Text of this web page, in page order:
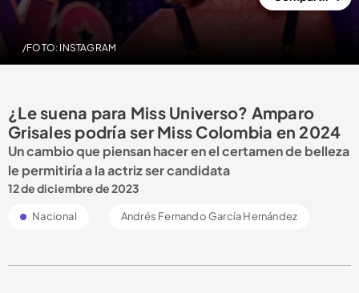
/FOTO: INSTAGRAM
¿Le suena para Miss Universo? Amparo
Grisales podría ser Miss Colombia en 2024
Un cambio que piensan hacer en el certamen de belleza
le permitiría a la actriz ser candidata
12 de diciembre de 2023
Nacional Andrés Fernando García Hernández